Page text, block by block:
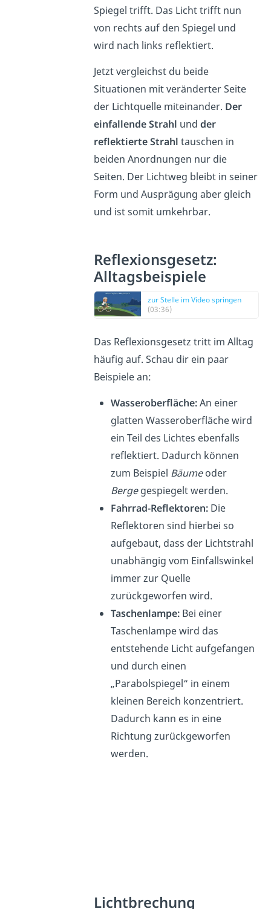
Spiegel trifft. Das Licht trifft nun
von rechts auf den Spiegel und
wird nach links reflektiert.
Jetzt vergleichst du beide
Situationen mit veränderter Seite
der Lichtquelle miteinander. Der
einfallende Strahl undder
reflektierte Strahl tauschen in
beiden Anordnungen nur die
Seiten. Der Lichtweg bleibt in seiner
Form und Ausprägung aber gleich
und ist somit umkehrbar.
Reflexionsgesetz:
Alltagsbeispiele
zur Stelle im Video springen
(03:36)
Das Reflexionsgesetz tritt im Alltag
häufig auf. Schau dir ein paar
Beispiele an:
Wasseroberfläche:An einer
glatten Wasseroberfläche wird
ein Teil des Lichtes ebenfalls
reflektiert. Dadurch können
zum Beispiel Bäumeoder
Bergegespiegelt werden.
Fahrrad-Reflektoren: Die
Reflektoren sind hierbei so
aufgebaut, dass der Lichtstrahl
unabhängig vom Einfallswinkel
immer zur Quelle
zurückgeworfen wird.
Taschenlampe: Bei einer
Taschenlampe wird das
entstehende Licht aufgefangen
und durch einen
„Parabolspiegel“ in einem
kleinen Bereich konzentriert.
Dadurch kann es in eine
Richtung zurückgeworfen
werden.
Lichtbrechung